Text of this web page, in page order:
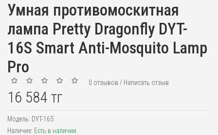
Умная противомоскитная
лампа Pretty Dragonfly DYT-
16S Smart Anti-Mosquito Lamp
Pro
0 отзывов / Написать отзыв
16 584 тг
Модель: DYT-16S
Наличие: Есть в наличии